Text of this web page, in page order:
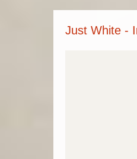
Just White -